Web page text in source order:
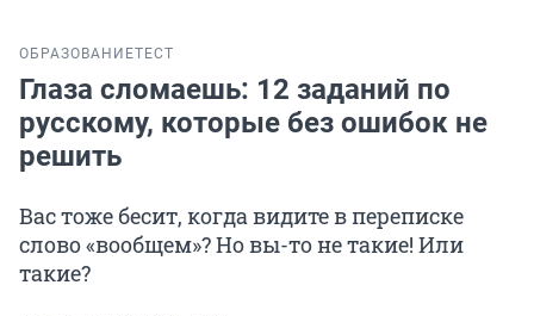
ОБРАЗОВАНИЕТЕСТ
Глаза сломаешь: 12 заданий по
русскому, которые без ошибок не
решить
Вас тоже бесит, когда видите в переписке
слово «вообщем»? Но вы-то не такие! Или
такие?